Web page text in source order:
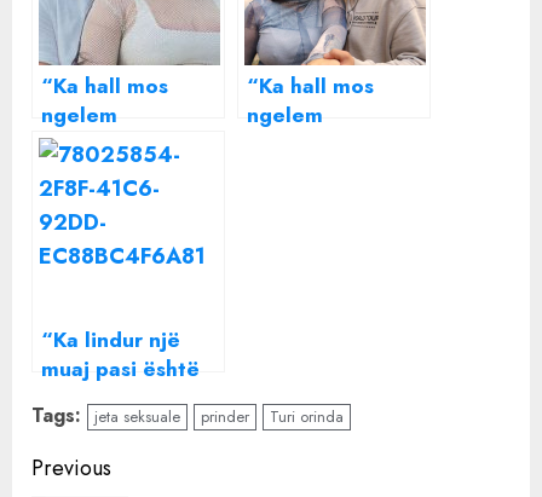
“Ka hall mos
ngelem
shtatzënë sërish
me një te
prekme”/ Si ka
ndryshuar jeta
s*ksuale e
prindër!
“Ka hall mos
ngelem
“Ka lindur një
muaj pasi është
vrarë vëllai”,
bënë namin në
rrjet, flasin
xhaxhallarët që i
Tags: jeta seksuale prinder Turi orinda
Continue
Previous